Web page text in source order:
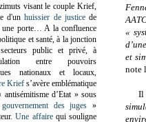
«
et
note
Il
visant le couple Krief,
d'unhuissier de justicede
une porte… A la confluence
et santé, à la jonction
public et privé, à
entre pouvoirs
nationaux et locaux,
Krief s’avère emblématique
antisémitisme d’Etat » sous
gouvernement des juges »
Une affairequi souligne